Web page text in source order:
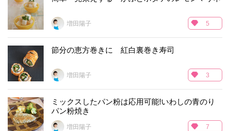
増田陽子 5
節分の恵方巻きに 紅白裏巻き寿司
増田陽子 3
ミックスしたパン粉は応用可能!いわしの青のり
パン粉焼き
増田陽子 7